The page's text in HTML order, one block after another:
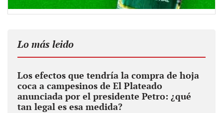
Lo más leido
Los efectos que tendría la compra de hoja
coca a campesinos de El Plateado
anunciada por el presidente Petro: ¿qué
tan legal es esa medida?